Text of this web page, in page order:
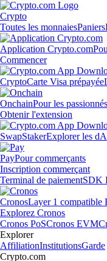
Crypto
Toutes les monnaiesPaniers
Application Crypto.com
Commencer
CryptoCarte Visa prépayée
OnchainPour les
Obtenir l'extension
SwapStakerExplorer les
PayPour commerçants
Inscription commerçant
Terminal de paiementSDK
CronosLayer 1 compatible
Explorez Cronos
Cronos PoSCronos EVM
Explorer
AffiliationInstitutionsGarde
Crypto.com